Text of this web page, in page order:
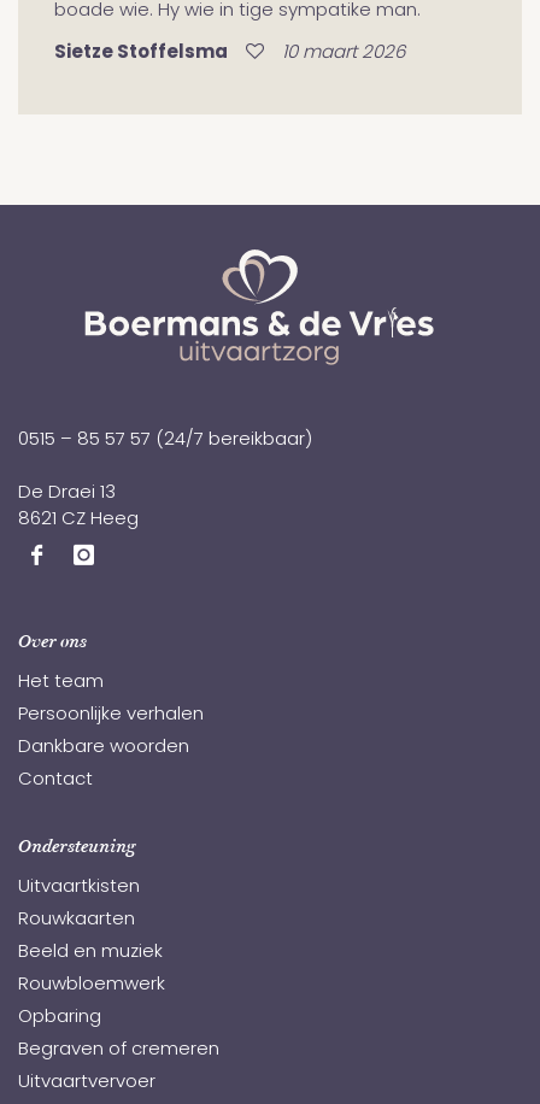
boade wie. Hy wie in tige sympatike man.
Sietze Stoffelsma 10 maart 2026
0515 – 85 57 57 (24/7 bereikbaar)
De Draei 13
8621 CZ Heeg
Over ons
Het team
Persoonlijke verhalen
Dankbare woorden
Contact
Ondersteuning
Uitvaartkisten
Rouwkaarten
Beeld en muziek
Rouwbloemwerk
Opbaring
Begraven of cremeren
Uitvaartvervoer